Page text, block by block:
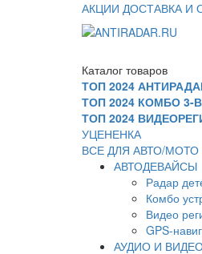
АКЦИИ ДОСТАВКА И
Каталог товаров
ТОП 2024
ТОП 2024 КОМБО 3-
ТОП 2024
УЦЕНЕНКА
ВСЕ ДЛЯ АВТО/МОТО
АВТОДЕВАЙСЫ
Радар
Комбо
Видео
GPS-
АУДИО И